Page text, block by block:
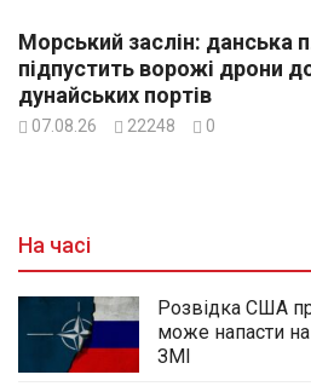
Морський заслін: данська
підпустить ворожі дрони
дунайських портів
07.08.26 22248 0
На часі
Розвідка США
може напасти
ЗМІ